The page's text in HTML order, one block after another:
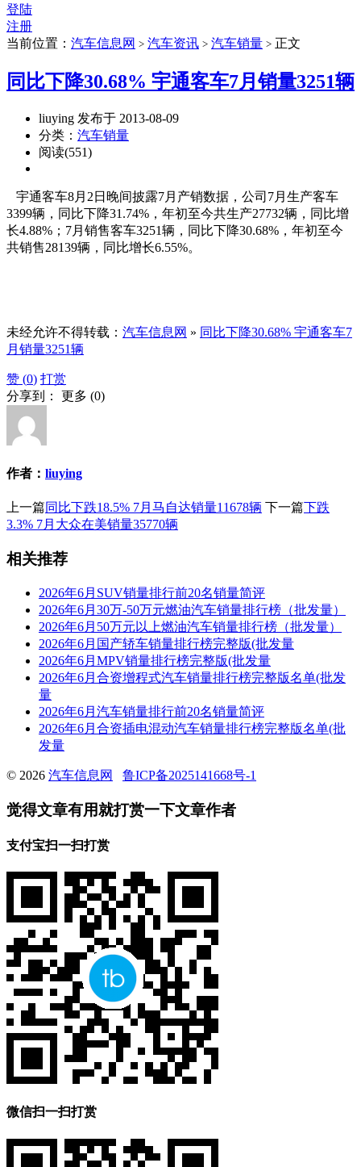
登陆
注册
当前位置： 汽车信息网 > 汽车资讯 > 汽车销量 > 正文
同比下降30.68% 宇通客车7月销量3251辆
liuying 发布于 2013-08-09
分类： 汽车销量
阅读(551)
宇通客车8月2日晚间披露7月产销数据，公司7月生产客车
3399辆，同比下降31.74%，年初至今共生产27732辆，同比增
长4.88%；7月销售客车3251辆，同比下降30.68%，年初至今
共销售28139辆，同比增长6.55%。
未经允许不得转载： 汽车信息网 » 同比下降30.68% 宇通客车7
月销量3251辆
赞 (0) 打赏
分享到： 更多 (0)
作者： liuying
上一篇同比下跌18.5% 7月马自达销量11678辆 下一篇下跌
3.3% 7月大众在美销量35770辆
相关推荐
2026年6月SUV销量排行前20名销量简评
2026年6月30万-50万元燃油汽车销量排行榜（批发量）
2026年6月50万元以上燃油汽车销量排行榜（批发量）
2026年6月国产轿车销量排行榜完整版(批发量
2026年6月MPV销量排行榜完整版(批发量
2026年6月合资增程式汽车销量排行榜完整版名单(批发
量
2026年6月汽车销量排行前20名销量简评
2026年6月合资插电混动汽车销量排行榜完整版名单(批
发量
© 2026 汽车信息网 鲁ICP备2025141668号-1
觉得文章有用就打赏一下文章作者
支付宝扫一扫打赏
微信扫一扫打赏